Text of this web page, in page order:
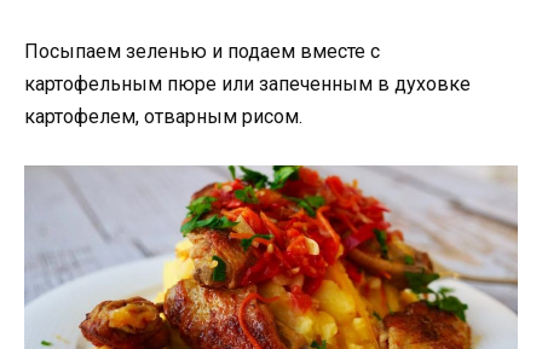
Посыпаем зеленью и подаем вместе с
картофельным пюре или запеченным в духовке
картофелем, отварным рисом.